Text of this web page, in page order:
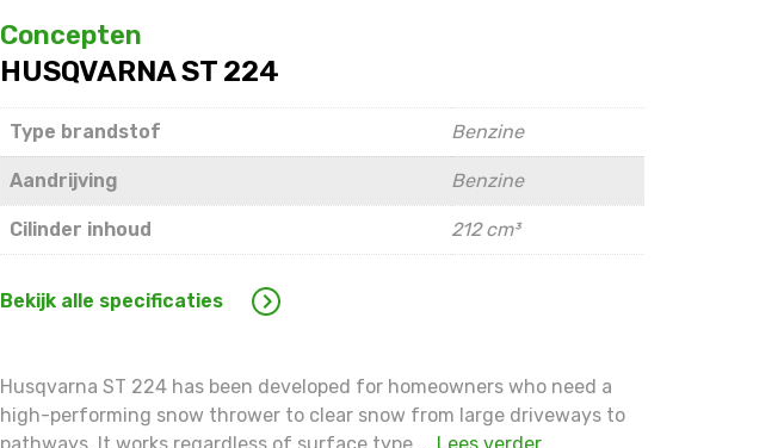
Concepten
HUSQVARNA ST 224
Type brandstof Benzine
Aandrijving Benzine
Cilinder inhoud 212 cm³
Bekijk alle specificaties
Husqvarna ST 224 has been developed for homeowners who need a
high-performing snow thrower to clear snow from large driveways to